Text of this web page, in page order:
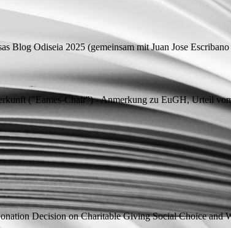
Blog Odiseia 2025 (gemeinsam mitJuan Jose Escribano
("Eames-Chair") - Anmerkung zu EuGH, Urteil
Decision on Charitable GivingSocial Choice and